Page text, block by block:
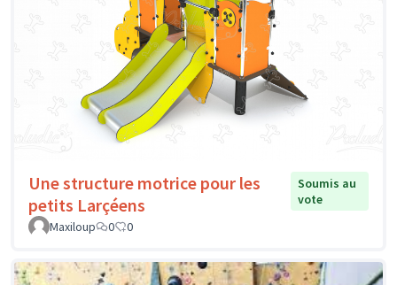
Une structure motrice pour les
petits Larçéens
Soumis au
vote
Maxiloup
0 0